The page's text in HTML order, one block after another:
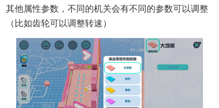
其他属性参数，不同的机关会有不同的参数可以调整
（比如齿轮可以调整转速）